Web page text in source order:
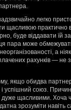
легко
щасливою практично
буде віддавати їй
пара може
а
рахунків —
якщо обидва
і успішний союз.
дуже щасливими. Хоча
зрозуміти навіть